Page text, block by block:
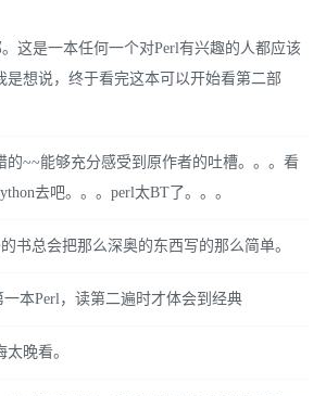
这是一本任何一个对Perl有兴趣的人都应该
是想说，终于看完这本可以开始看第二部
的~~能够充分感受到原作者的吐槽。。。看
去吧。。。perl太BT了。。。
书总会把那么深奥的东西写的那么简单。
一本Perl，读第二遍时才体会到经典
晚看。